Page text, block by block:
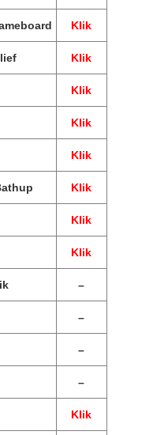
Klik
Klik
Klik
Klik
Klik
Klik
Klik
Klik
–
–
–
–
Klik